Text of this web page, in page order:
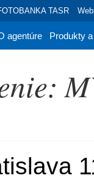
TASR
agentúre Produkty